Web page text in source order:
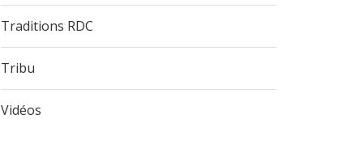
Traditions RDC
Tribu
Vidéos